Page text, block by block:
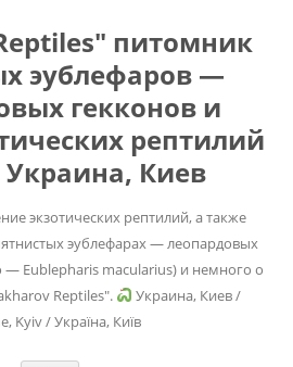
питомник
эублефаров —
гекконов и
рептилий
Украина, Киев
экзотических рептилий, а также
эублефарах — леопардовых
— Eublepharis macularius) и немного о
Reptiles".
Украина, Киев /
Kyiv / Україна, Київ